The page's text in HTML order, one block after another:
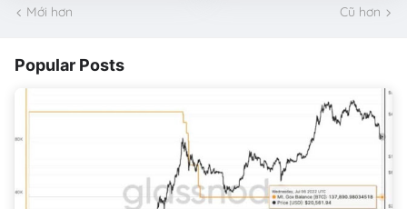
Mới hơn Cũ hơn
Popular Posts